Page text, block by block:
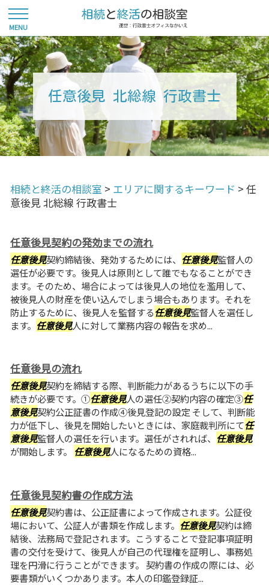
任意後見 北総線 行政書士
相続と終活の相談室 > エリアに関するキーワード > 任
意後見 北総線 行政書士
任意後見契約の発効までの流れ
任意後見契約締結後、発効するためには、 任意後見監督人の
選任が必要です。後見人は原則として誰でもなることができ
ます。そのため、場合によっては後見人の地位を濫用して、
被後見人の財産を使い込んでしまう場合もあります。それを
防止するために、後見人を監督する任意後見監督人を選任し
ます。 任意後見人に対して業務内容の報告を求め...
任意後見の流れ
任意後見契約を締結する際、判断能力があるうちに以下の手
続きが必要です。①任意後見人の選任②契約内容の確定③任
意後見契約公正証書の作成④後見登記の設定 そして、判断能
力が低下し、後見を開始したいときには、家庭裁判所にて任
意後見監督人の選任を行います。選任がされれば、 任意後見
が開始します。 任意後見人になるための資格...
任意後見契約書の作成方法
任意後見契約書は、公正証書によって作成されます。公証役
場において、公証人が書類を作成します。 任意後見契約は締
結後、法務局で登記されます。こうすることで登記事項証明
書の交付を受けて、後見人が自己の代理権を証明し、事務処
理を円滑に行うことができます。 契約書の作成の際には、必
要書類がいくつかあります。本人の印鑑登録証...